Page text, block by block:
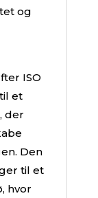
og
ISO
et
der
Den
til et
hvor